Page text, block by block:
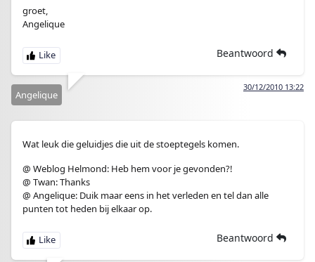
groet,
Angelique
Beantwoord
30/12/2010 13:22
Angelique
Wat leuk die geluidjes die uit de stoeptegels komen.
@ Weblog Helmond: Heb hem voor je gevonden?!
@ Twan: Thanks
@ Angelique: Duik maar eens in het verleden en tel dan alle
punten tot heden bij elkaar op.
Beantwoord